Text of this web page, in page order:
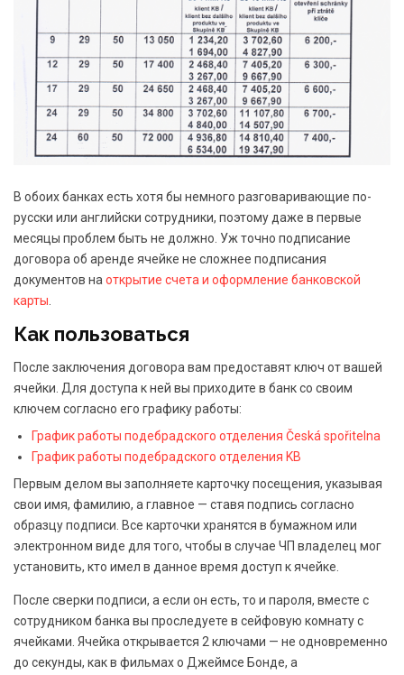
В обоих банках есть хотя бы немного разговаривающие по-
русски или английски сотрудники, поэтому даже в первые
месяцы проблем быть не должно. Уж точно подписание
договора об аренде ячейке не сложнее подписания
документов на открытие счета и оформление банковской
карты
Как пользоваться
После заключения договора вам предоставят ключ от вашей
ячейки. Для доступа к ней вы приходите в банк со своим
ключем согласно его графику работы:
График работы подебрадского отделения Česká spořitelna
График работы подебрадского отделения KB
Первым делом вы заполняете карточку посещения, указывая
свои имя, фамилию, а главное — ставя подпись согласно
образцу подписи. Все карточки хранятся в бумажном или
электронном виде для того, чтобы в случае ЧП владелец мог
установить, кто имел в данное время доступ к ячейке.
После сверки подписи, а если он есть, то и пароля, вместе с
сотрудником банка вы проследуете в сейфовую комнату с
ячейками. Ячейка открывается 2 ключами — не одновременно
до секунды, как в фильмах о Джеймсе Бонде, а